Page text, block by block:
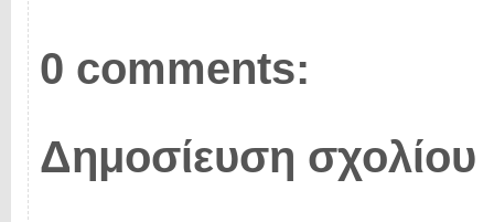
0 comments:
Δημοσίευση σχολίου